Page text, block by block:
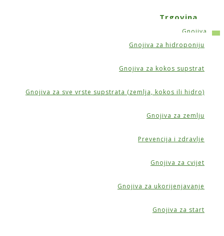
Trgovina
Gnojiva
Gnojiva za hidroponiju
Gnojiva za kokos supstrat
Gnojiva za sve vrste supstrata (zemlja, kokos ili hidro)
Gnojiva za zemlju
Prevencija i zdravlje
Gnojiva za cvijet
Gnojiva za ukorijenjavanje
Gnojiva za start